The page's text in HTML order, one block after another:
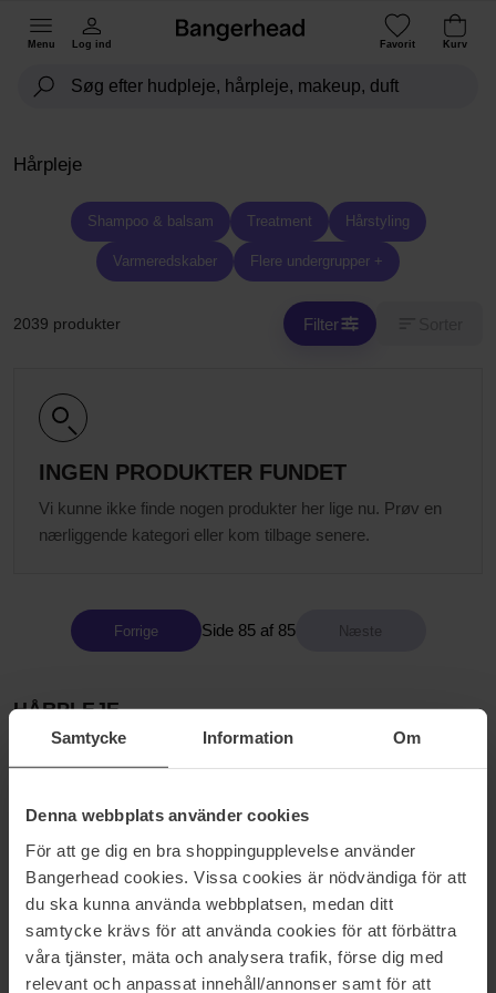
Samtycke Information Om
Denna webbplats använder cookies
För att ge dig en bra shoppingupplevelse använder
Bangerhead cookies. Vissa cookies är nödvändiga för att
du ska kunna använda webbplatsen, medan ditt
samtycke krävs för att använda cookies för att förbättra
våra tjänster, mäta och analysera trafik, förse dig med
relevant och anpassat innehåll/annonser samt för att
Menu Log ind Favorit Kurv
Hårpleje
Shampoo & balsam Treatment Hårstyling
Varmeredskaber Flere undergrupper +
2039 produkter Filter
INGEN PRODUKTER FUNDET
Vi kunne ikke finde nogen produkter her lige nu. Prøv en
nærliggende kategori eller kom tilbage senere.
Forrige Side 85 af 85
HÅRPLEJE
har siden starten været grundstenen i Bangerheads virksomhed,
så hårprodukter er selvfølgelig lidt ekstra elsket hos os. Med vores
så vi opsnapper hurtigt de seneste trends indenfor hårpleje. Vi er
hårpleje mærke Bangerhead Professional, hvor vi lige nu kan
tilbyde produkter såsom shampoo, balsam, tørshampoo,
varmespray og saltvandsspray – Du kan altid finde et opdateret
sortiment på bangerhead.dk